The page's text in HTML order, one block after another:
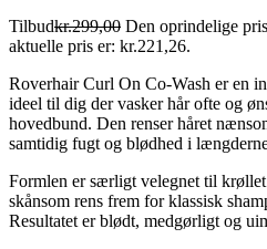
Tilbudkr.299,00 Den oprindelige
aktuelle pris er: kr.221,26.
Roverhair Curl On Co-Wash er en
ideel til dig der vasker hår ofte og
hovedbund. Den renser håret
samtidig fugt og blødhed i
Formlen er særligt velegnet til
skånsom rens frem for klassisk
Resultatet er blødt, medgørligt og